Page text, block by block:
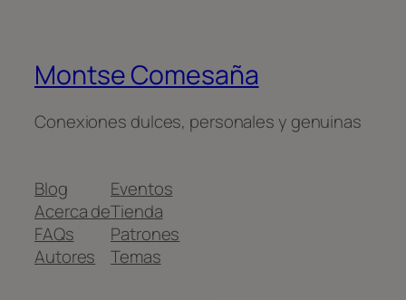
Montse Comesaña
Conexiones dulces, personales y genuinas
Blog
Acerca de
FAQs
Autores
Eventos
Tienda
Patrones
Temas